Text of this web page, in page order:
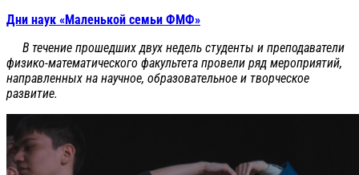
Дни наук «Маленькой семьи ФМФ»
В течение прошедших двух недель студенты и преподаватели
физико-математического факультета провели ряд мероприятий,
направленных на научное, образовательное и творческое
развитие.